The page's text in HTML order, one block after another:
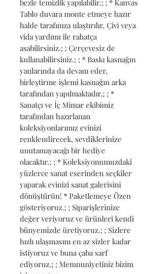
bezle temizlik yapılabilir.; ; * Kanvas
Tablo duvara monte etmeye hazır
halde tarafınıza ulaştırılır, Çivi veya
vida yardımı ile rahatça
asabilirsiniz.; ; Çerçevesiz de
kullanabilirsiniz.; ; * Baskı kasnağın
yanlarında da devam eder,
birleştirme işlemi kasnağın arka
tarafından yapılmaktadır.; ; *
Sanatçı ve İç Mimar ekibimiz
tarafından hazırlanan
koleksiyonlarımız evinizi
renklendirecek, sevdiklerinize
unutamayacağı bir hediye
olacaktır.; ; * Koleksiyonumuzdaki
yüzlerce sanat eserinden seçkiler
yaparak evinizi sanat galerisini
dönüştürün! * Paketlemeye Özen
gösteriyoruz.; ; Siparişlerinize
değer veriyoruz ve ürünleri kendi
bünyemizde üretiyoruz.; ; Sizlere
hızlı ulaşmasını en az sizler kadar
istiyoruz ve buna çaba sarf
ediyoruz.; ; Memnuniyetiniz bizim